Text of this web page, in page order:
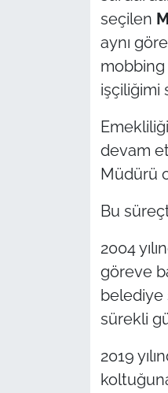
seçilen
aynı
mobbing
işçiliğimi
devam
Müdürü
Bu
2004
göreve
belediye
sürekli
2019
Flaş Haber
Dış Haberler
İş Dünyası
Bilim Teknoloji
English News
Canlı Maç